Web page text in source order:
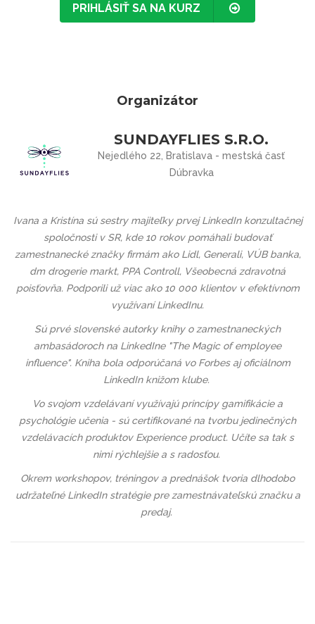
PRIHLÁSIŤ SA NA KURZ
Organizátor
SUNDAYFLIES S.R.O.
Nejedlého 22, Bratislava - mestská časť
Dúbravka
Ivana a Kristína sú sestry majiteľky prvej LinkedIn konzultačnej
spoločnosti v SR, kde 10 rokov pomáhali budovať
zamestnanecké značky firmám ako Lidl, Generali, VÚB banka,
dm drogerie markt, PPA Controll, Všeobecná zdravotná
poisťovňa. Podporili už viac ako 10 000 klientov v efektívnom
využívaní LinkedInu.
Sú prvé slovenské autorky knihy o zamestnaneckých
ambasádoroch na LinkedIne "The Magic of employee
influence". Kniha bola odporúčaná vo Forbes aj oficiálnom
LinkedIn knižom klube.
Vo svojom vzdelávaní využívajú princípy gamifikácie a
psychológie učenia - sú certifikované na tvorbu jedinečných
vzdelávacích produktov Experience product. Učíte sa tak s
nimi rýchlejšie a s radosťou.
Okrem workshopov, tréningov a prednášok tvoria dlhodobo
udržateľné LinkedIn stratégie pre zamestnávateľskú značku a
predaj.